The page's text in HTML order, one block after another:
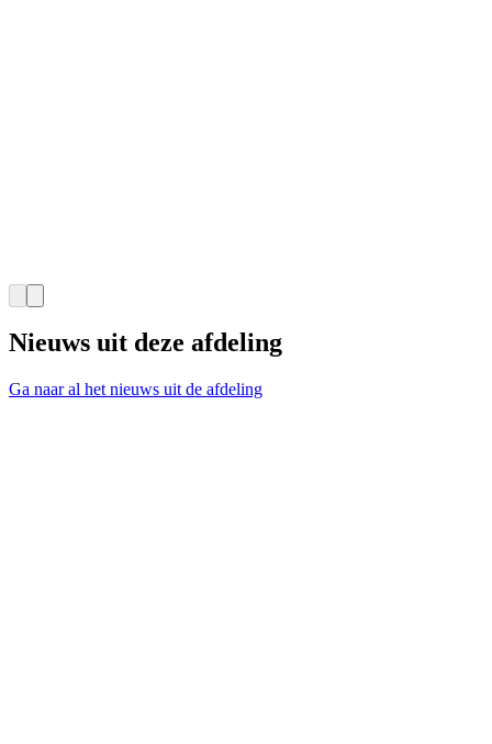
Nieuws uit deze afdeling
Ga naar al het nieuws uit de afdeling